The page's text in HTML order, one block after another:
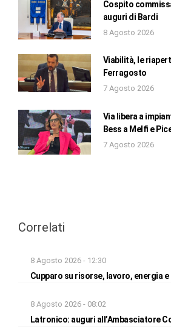
Cospito
auguri di Bardi
8 Agosto 2026
Viabilità, le
Ferragosto
7 Agosto 2026
Via libera a
Bess a Melfi e
7 Agosto 2026
Correlati
8 Agosto 2026 - 12:30
Cupparo su risorse, lavoro, energia e
8 Agosto 2026 - 08:02
Latronico: auguri all’Ambasciatore